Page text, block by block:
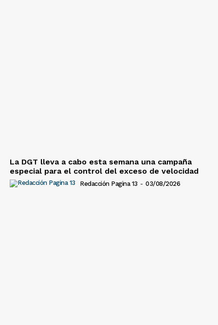
La DGT lleva a cabo esta semana una campaña
especial para el control del exceso de velocidad
Redacción Pagina 13 - 03/08/2026